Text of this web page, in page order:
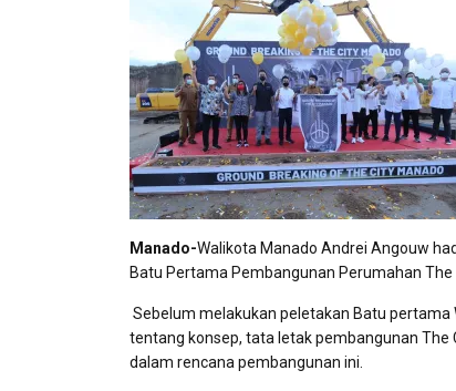
Manado-Walikota Manado Andrei Angouw
Batu Pertama Pembangunan Perumahan
Sebelum melakukan peletakan Batu
tentang konsep, tata letak pembangunan The
dalam rencana pembangunan ini.